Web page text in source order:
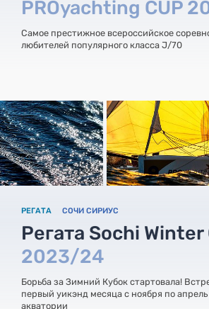
PROyachting CUP
Самое престижное всероссийское
любителей популярного класса J/70
РЕГАТА СОЧИ СИРИУС
Регата Sochi Winter
2023/24
Борьба за Зимний Кубок стартовала!
первый уикэнд месяца с ноября по
акватории